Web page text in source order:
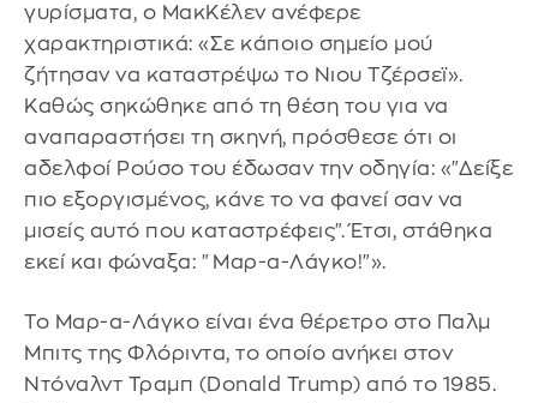
γυρίσματα, ο ΜακΚέλεν ανέφερε
χαρακτηριστικά: «Σε κάποιο σημείο μού
ζήτησαν να καταστρέψω το Νιου Τζέρσεϊ».
Καθώς σηκώθηκε από τη θέση του για να
αναπαραστήσει τη σκηνή, πρόσθεσε ότι οι
αδελφοί Ρούσο του έδωσαν την οδηγία: «"Δείξε
πιο εξοργισμένος, κάνε το να φανεί σαν να
μισείς αυτό που καταστρέφεις". Έτσι, στάθηκα
εκεί και φώναξα: "Μαρ-α-Λάγκο!"».
Το Μαρ-α-Λάγκο είναι ένα θέρετρο στο Παλμ
Μπιτς της Φλόριντα, το οποίο ανήκει στον
Ντόναλντ Τραμπ (Donald Trump) από το 1985.